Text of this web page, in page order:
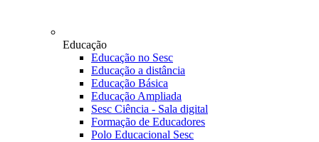
Educação
Educação no Sesc
Educação a distância
Educação Básica
Educação Ampliada
Sesc Ciência - Sala digital
Formação de Educadores
Polo Educacional Sesc